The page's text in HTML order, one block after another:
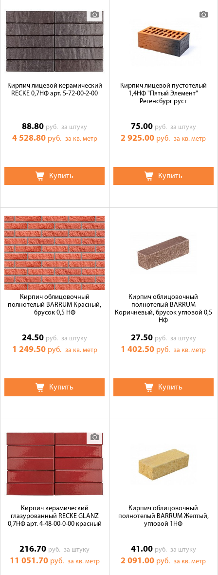
Кирпич лицевой керамический
RECKE 0,7НФ арт. 5-72-00-2-00
88.80 руб.за штуку
4 528.80 руб. за кв. метр
Купить
Кирпич лицевой пустотелый
1,4НФ "Пятый Элемент"
Регенсбург руст
75.00 руб. за штуку
2 925.00 руб.за кв. метр
Купить
Кирпич облицовочный
полнотелый BARRUM Красный,
брусок 0,5 НФ
24.50 руб.за штуку
1 249.50 руб. за кв. метр
Купить
Кирпич облицовочный
полнотелый BARRUM
Коричневый, брусок угловой 0,5
НФ
27.50 руб. за штуку
1 402.50 руб.за кв. метр
Купить
Кирпич керамический
глазурованный RECKE GLANZ
0,7НФ арт. 4-48-00-0-00 красный
216.70 руб.за штуку
11 051.70 руб. за кв. метр
Кирпич облицовочный
полнотелый BARRUM Желтый,
угловой 1НФ
41.00 руб. за штуку
2 091.00 руб.за кв. метр